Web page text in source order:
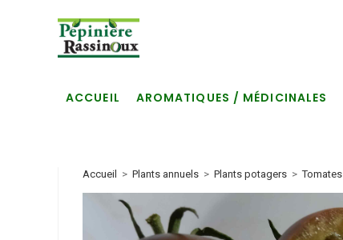
ACCUEIL AROMATIQUES / MÉDICINALES
Accueil > Plants annuels > Plants potagers > Tomates